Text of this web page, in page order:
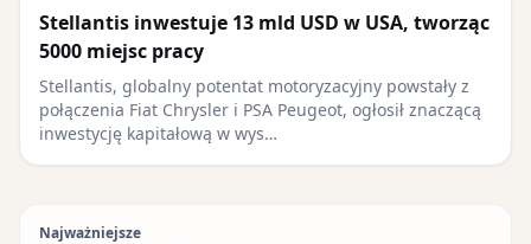
Stellantis inwestuje 13 mld USD w USA, tworząc
5000 miejsc pracy
Stellantis, globalny potentat motoryzacyjny powstały z
połączenia Fiat Chrysler i PSA Peugeot, ogłosił znaczącą
inwestycję kapitałową w wys…
Najważniejsze